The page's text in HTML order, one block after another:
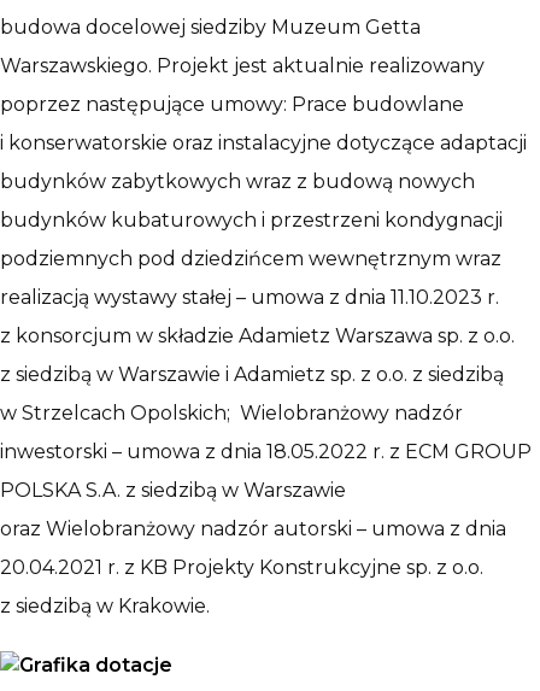
budowa docelowej siedziby Muzeum Getta
Warszawskiego. Projekt jest aktualnie realizowany
poprzez następujące umowy: Prace budowlane
i konserwatorskie oraz instalacyjne dotyczące adaptacji
budynków zabytkowych wraz z budową nowych
budynków kubaturowych i przestrzeni kondygnacji
podziemnych pod dziedzińcem wewnętrznym wraz
realizacją wystawy stałej – umowa z dnia 11.10.2023 r.
z konsorcjum w składzie Adamietz Warszawa sp. z o.o.
z siedzibą w Warszawie i Adamietz sp. z o.o. z siedzibą
w Strzelcach Opolskich; Wielobranżowy nadzór
inwestorski – umowa z dnia 18.05.2022 r. z ECM GROUP
POLSKA S.A. z siedzibą w Warszawie
oraz Wielobranżowy nadzór autorski – umowa z dnia
20.04.2021 r. z KB Projekty Konstrukcyjne sp. z o.o.
z siedzibą w Krakowie.